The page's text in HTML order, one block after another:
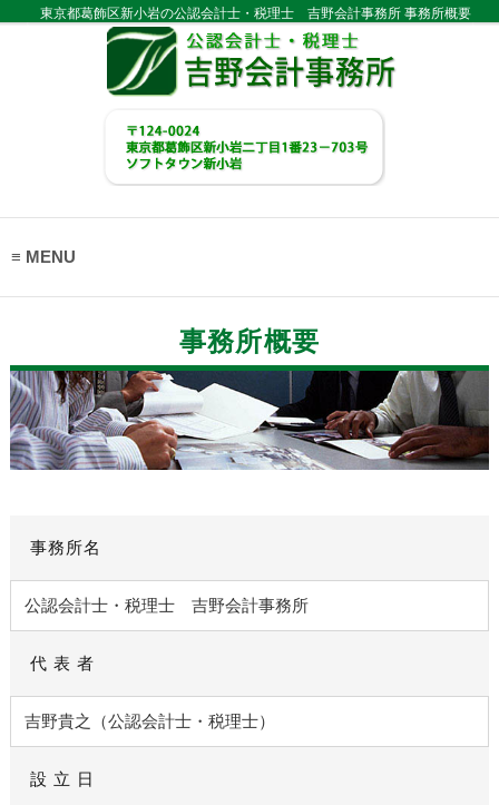
東京都葛飾区新小岩の公認会計士・税理士 吉野会計事務所 事務所概要
MENU
事務所概要
事務所名
公認会計士・税理士 吉野会計事務所
代 表 者
吉野貴之（公認会計士・税理士）
設 立 日